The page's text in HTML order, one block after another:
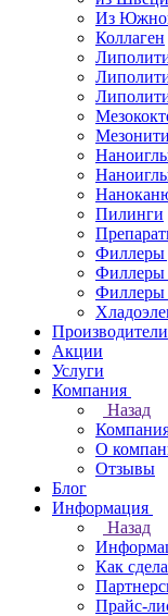
Из
Коллаген
Мезонити
Пилинги
Филлеры
Филлеры
Филлеры
Производители
Акции
Услуги
Компания
Назад
О
Отзывы
Блог
Информация
Назад
Как
Прайс-